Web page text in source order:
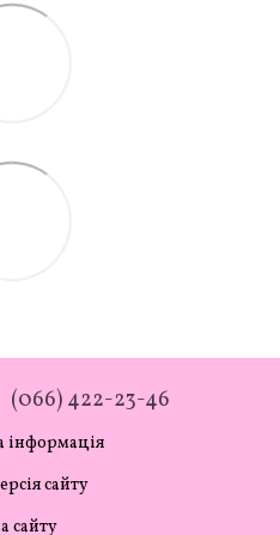
(066) 422-23-46
інформація
сайту
сайту